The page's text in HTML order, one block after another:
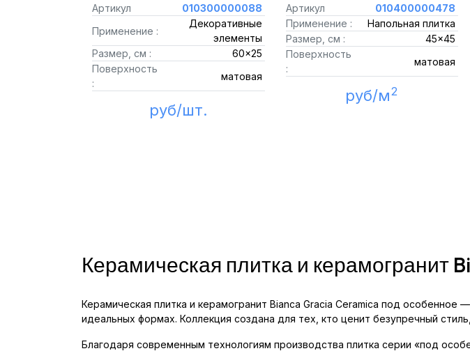
Артикул
010300000088
Применение :
Декоративные
элементы
Размер, см :
60x25
Поверхность
:
матовая
руб/шт.
Артикул
010400000478
Применение :
Напольная плитка
Размер, см :
45x45
Поверхность
:
матовая
руб/м2
Керамическая плитка и керамогранит
Керамическая плитка и керамогранит Bianca Gracia Ceramica под
идеальных формах. Коллекция создана для тех, кто ценит безупречный
Благодаря современным технологиям производства плитка серии «под